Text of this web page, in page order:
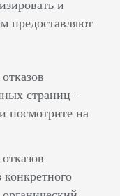
и
предоставляют
страниц –
посмотрите на